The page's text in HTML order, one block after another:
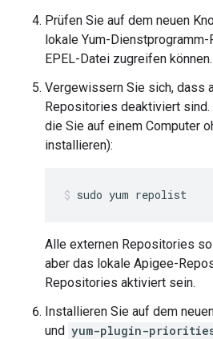
Prüfen Sie auf dem neuen
lokale Yum-
EPEL-Datei zugreifen
Vergewissern Sie sich, dass
Repositories deaktiviert
die Sie auf einem Computer
installieren):
sudo yum repolist
Alle externen Repositories
aber das lokale Apigee-
Repositories aktiviert sein.
Installieren Sie auf dem
und yum-plugin-